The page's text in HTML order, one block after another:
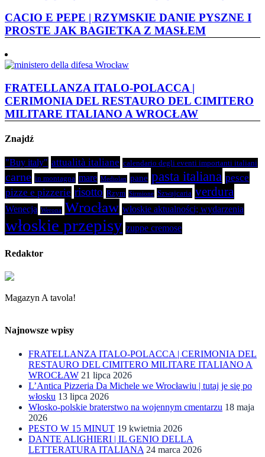
CACIO E PEPE | RZYMSKIE DANIE PYSZNE I
PROSTE JAK BAGIETKA Z MASŁEM
FRATELLANZA ITALO-POLACCA |
CERIMONIA DEL RESTAURO DEL CIMITERO
MILITARE ITALIANO A WROCŁAW
Znajdź
"Buy italy" attualità italiane calendario degli eventi importanti italiani
carne in montagna mare Mediolan pane pasta italiana pesce
pizze e pizzerie risotto Rzym Sirmione Szwajcaria verdura
Wenecja Werona Wrocław włoskie aktualności; wydarzenia
włoskie przepisy zuppe cremose
Redaktor
Magazyn A tavola!
Najnowsze wpisy
FRATELLANZA ITALO-POLACCA | CERIMONIA DEL
RESTAURO DEL CIMITERO MILITARE ITALIANO A
WROCŁAW 21 lipca 2026
L’Antica Pizzeria Da Michele we Wrocławiu | tutaj je się po
włosku 13 lipca 2026
Włosko-polskie braterstwo na wojennym cmentarzu 18 maja
2026
PESTO W 15 MINUT 19 kwietnia 2026
DANTE ALIGHIERI | IL GENIO DELLA
LETTERATURA ITALIANA 24 marca 2026